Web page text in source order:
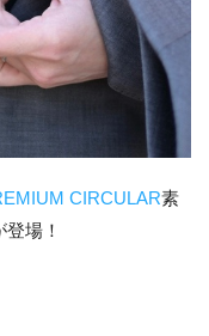
CIRCULAR素
場！